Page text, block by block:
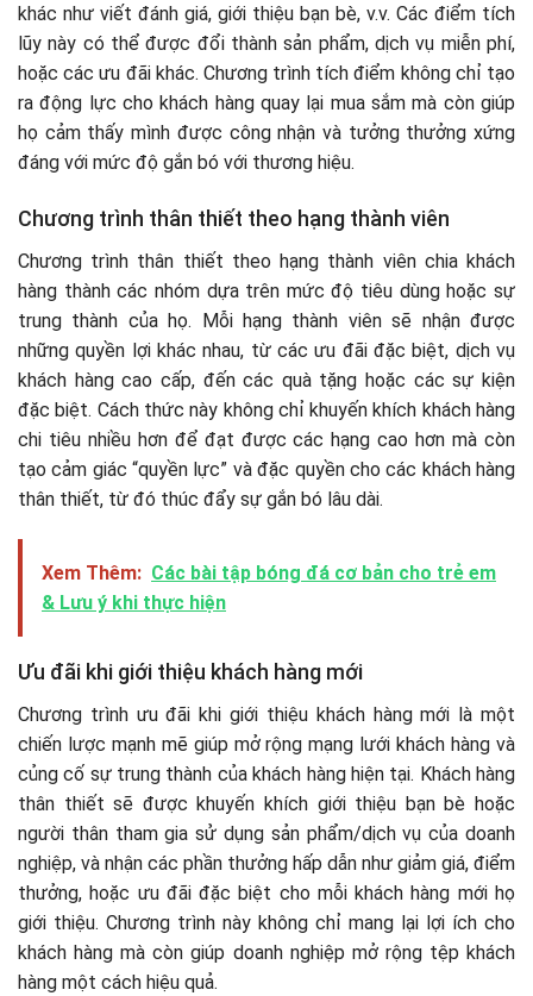
khác như viết đánh giá, giới thiệu bạn bè, v.v. Các điểm tích
lũy này có thể được đổi thành sản phẩm, dịch vụ miễn phí,
hoặc các ưu đãi khác. Chương trình tích điểm không chỉ tạo
ra động lực cho khách hàng quay lại mua sắm mà còn giúp
họ cảm thấy mình được công nhận và tưởng thưởng xứng
đáng với mức độ gắn bó với thương hiệu.
Chương trình thân thiết theo hạng thành viên
Chương trình thân thiết theo hạng thành viên chia khách
hàng thành các nhóm dựa trên mức độ tiêu dùng hoặc sự
trung thành của họ. Mỗi hạng thành viên sẽ nhận được
những quyền lợi khác nhau, từ các ưu đãi đặc biệt, dịch vụ
khách hàng cao cấp, đến các quà tặng hoặc các sự kiện
đặc biệt. Cách thức này không chỉ khuyến khích khách hàng
chi tiêu nhiều hơn để đạt được các hạng cao hơn mà còn
tạo cảm giác “quyền lực” và đặc quyền cho các khách hàng
thân thiết, từ đó thúc đẩy sự gắn bó lâu dài.
Xem Thêm: Các bài tập bóng đá cơ bản cho trẻ em
& Lưu ý khi thực hiện
Ưu đãi khi giới thiệu khách hàng mới
Chương trình ưu đãi khi giới thiệu khách hàng mới là một
chiến lược mạnh mẽ giúp mở rộng mạng lưới khách hàng và
củng cố sự trung thành của khách hàng hiện tại. Khách hàng
thân thiết sẽ được khuyến khích giới thiệu bạn bè hoặc
người thân tham gia sử dụng sản phẩm/dịch vụ của doanh
nghiệp, và nhận các phần thưởng hấp dẫn như giảm giá, điểm
thưởng, hoặc ưu đãi đặc biệt cho mỗi khách hàng mới họ
giới thiệu. Chương trình này không chỉ mang lại lợi ích cho
khách hàng mà còn giúp doanh nghiệp mở rộng tệp khách
hàng một cách hiệu quả.